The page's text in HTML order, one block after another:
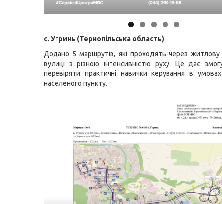
с. Угринь (Тернопільська область)
Додано 5 маршрутів, які проходять через житлову
вулиці з різною інтенсивністю руху. Це дає
перевіряти практичні навички керування в
населеного пункту.